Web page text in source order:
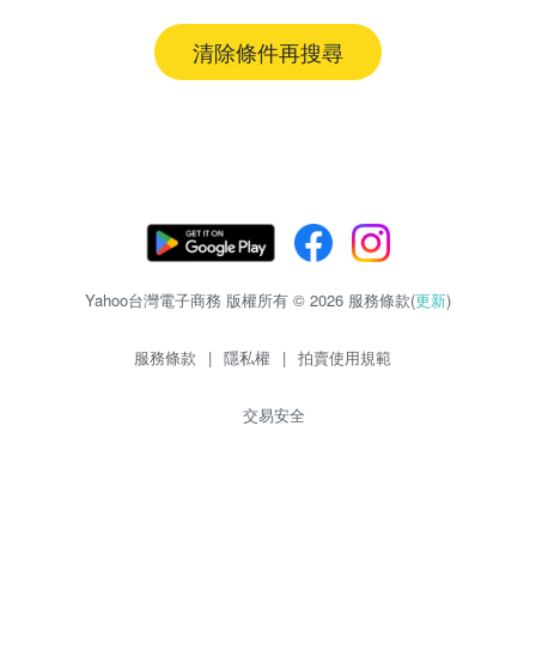
清除條件再搜尋
Yahoo台灣電子商務 版權所有 © 2026 服務條款(更新)
服務條款 | 隱私權 | 拍賣使用規範
交易安全